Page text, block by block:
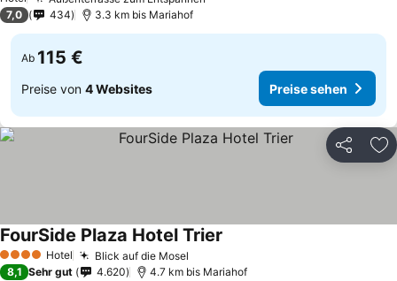
7,0 434 3.3 km bis Mariahof
Ab 115 €
Preise von 4 Websites Preise sehen
Teilen
4 Sterne Hotel Blick auf die Mosel
FourSide Plaza Hotel Trier
8,1 Sehr gut 4.620 4.7 km bis Mariahof